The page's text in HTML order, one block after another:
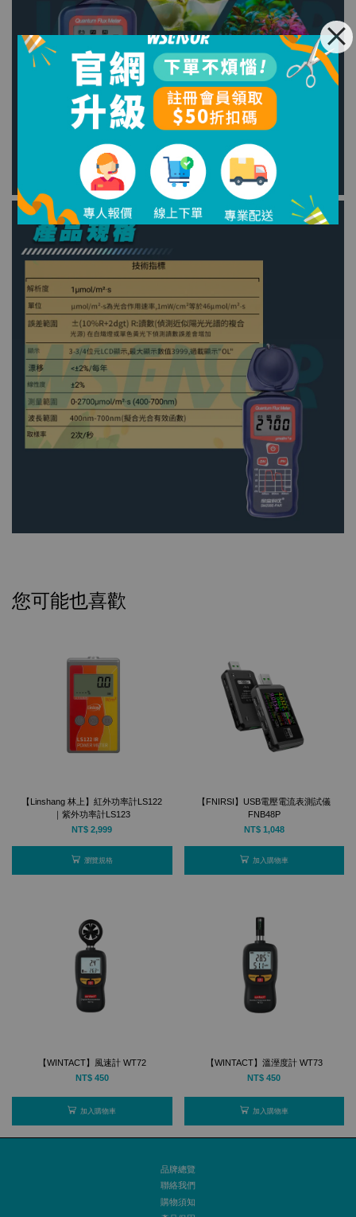
您可能也喜歡
【Linshang 林上】紅外功率計LS122
｜紫外功率計LS123
NT$ 2,999
瀏覽規格
【FNIRSI】USB電壓電流表測試儀
FNB48P
NT$ 1,048
加入購物車
【WINTACT】風速計 WT72
NT$ 450
加入購物車
【WINTACT】溫溼度計 WT73
NT$ 450
加入購物車
品牌總覽
聯絡我們
購物須知